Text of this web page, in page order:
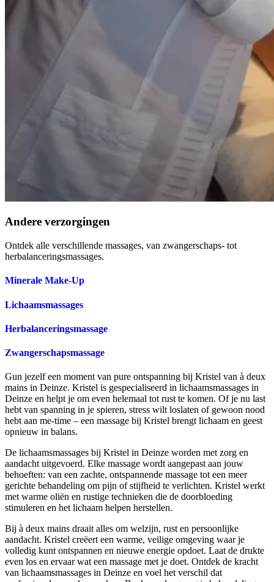
Andere verzorgingen
Ontdek alle verschillende massages, van zwangerschaps- tot
herbalanceringsmassages.
Minerale Make-Up
Lichaamsmassages
Herbalanceringsmassage
Zwangerschapsmassage
Gun jezelf een moment van pure ontspanning bij Kristel van à deux
mains in Deinze. Kristel is gespecialiseerd in lichaamsmassages in
Deinze en helpt je om even helemaal tot rust te komen. Of je nu last
hebt van spanning in je spieren, stress wilt loslaten of gewoon nood
hebt aan me-time – een massage bij Kristel brengt lichaam en geest
opnieuw in balans.
De lichaamsmassages bij Kristel in Deinze worden met zorg en
aandacht uitgevoerd. Elke massage wordt aangepast aan jouw
behoeften: van een zachte, ontspannende massage tot een meer
gerichte behandeling om pijn of stijfheid te verlichten. Kristel werkt
met warme oliën en rustige technieken die de doorbloeding
stimuleren en het lichaam helpen herstellen.
Bij à deux mains draait alles om welzijn, rust en persoonlijke
aandacht. Kristel creëert een warme, veilige omgeving waar je
volledig kunt ontspannen en nieuwe energie opdoet. Laat de drukte
even los en ervaar wat een massage met je doet. Ontdek de kracht
van lichaamsmassages in Deinze en voel het verschil dat